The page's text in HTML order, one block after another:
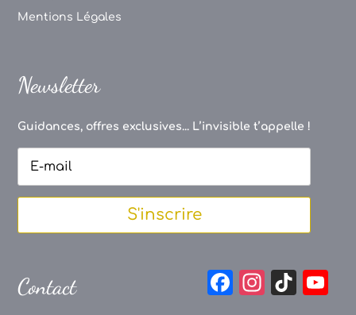
Mentions Légales
Newsletter
Guidances, offres exclusives... L’invisible t’appelle !
S'inscrire
Contact
F
In
Ti